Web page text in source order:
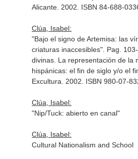
Alicante. 2002. ISBN 84-688-
Clúa, Isabel:
"Bajo el signo de Artemisa: las
criaturas inaccesibles". Pag. 103-
divinas. La representación de la
hispánicas: el fin de siglo y/o el
Excultura. 2002. ISBN 980-07-
Clúa, Isabel:
"Nip/Tuck: abierto en canal"
Clúa, Isabel:
Cultural Nationalism and School